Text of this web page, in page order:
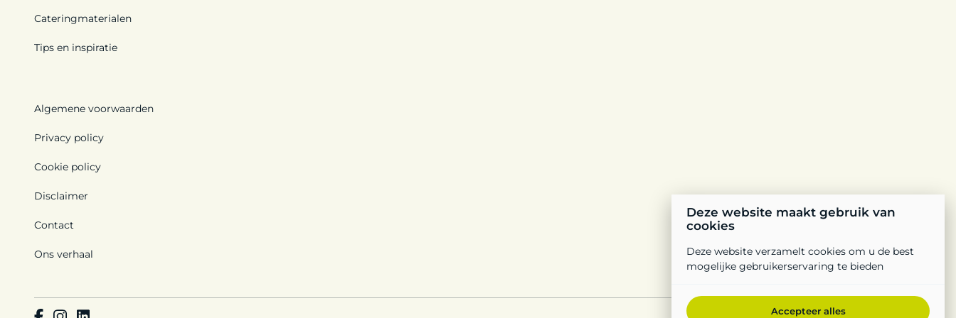
Cateringmaterialen
Tips en inspiratie
Algemene voorwaarden
Privacy policy
Cookie policy
Disclaimer
Contact
Ons verhaal
Deze website maakt gebruik van
cookies
Deze website verzamelt cookies om u de best
mogelijke gebruikerservaring te bieden
Accepteer alles